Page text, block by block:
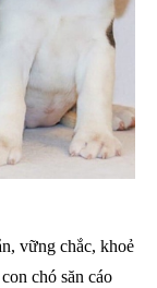
vững chắc, khoẻ
chó săn cáo